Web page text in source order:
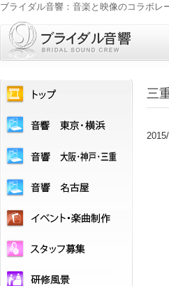
ブライダル音響：音楽と映像のコラボ
トップ
ブライダル音響 名古屋
イベント・楽曲制作
スタッフ募集
三